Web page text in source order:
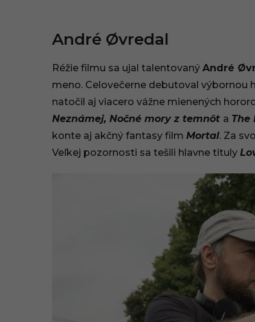
0
2
6
André Øvredal
Réžie filmu sa ujal talentovaný André
meno. Celovečerne debutoval výbornou
natočil aj viacero vážne mienených
Neznámej, Nočné mory z temnôt a The
konte aj akčný fantasy film Mortal. Za
Veľkej pozornosti sa tešili hlavne tituly